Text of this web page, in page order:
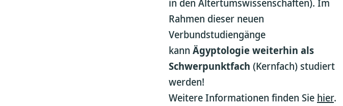
in den Altertumswissenschaften). Im
Rahmen dieser neuen
Verbundstudiengänge
kann Ägyptologie weiterhin als
Schwerpunktfach (Kernfach) studiert
werden!
Weitere Informationen finden Sie hier.